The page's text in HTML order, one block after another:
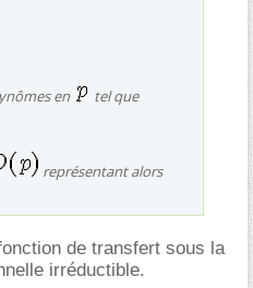
en
tel que
représentant alors
de transfert sous la
irréductible.